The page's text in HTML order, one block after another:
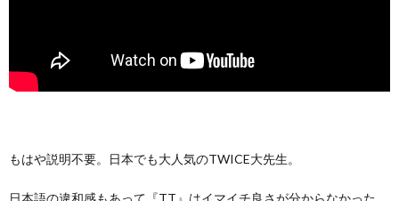
もはや説明不要。日本でも大人気のTWICE大先生。